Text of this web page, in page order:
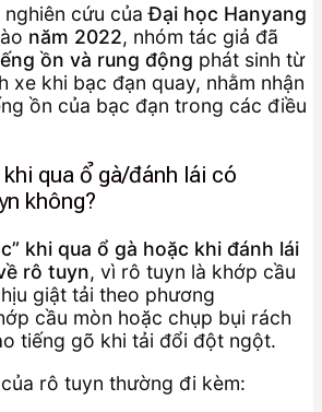
nghiên cứu củaĐại học Hanyang
năm 2022, nhóm tác giả đã
ồn và rung động phát sinh từ
xe khi bạc đạn quay, nhằm nhận
ồn của bạc đạn trong các điều
qua ổ gà/đánh lái có
không?
khi qua ổ gà hoặc khi đánh lái
rô tuyn, vì rô tuyn là khớp cầu
giật tải theo phương
cầu mòn hoặc chụp bụi rách
tiếng gõ khi tải đổi đột ngột.
rô tuyn thường đi kèm: